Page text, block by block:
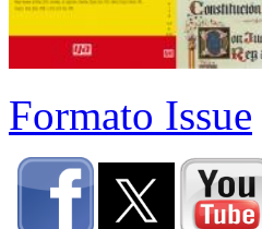
Formato Issue